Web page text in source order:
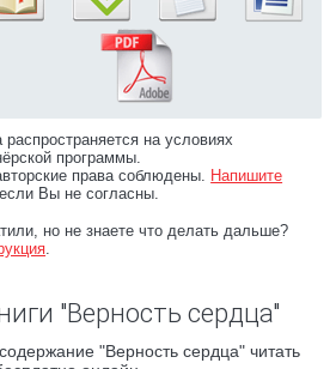
распространяется на условиях
программы.
права соблюдены. Напишите
Вы не согласны.
но не знаете что делать дальше?
.
"Верность сердца"
"Верность сердца" читать